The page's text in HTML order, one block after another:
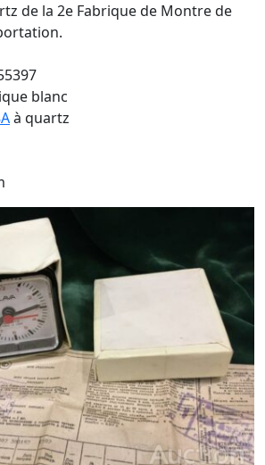
de la 2e Fabrique de Montre de
blanc
à quartz